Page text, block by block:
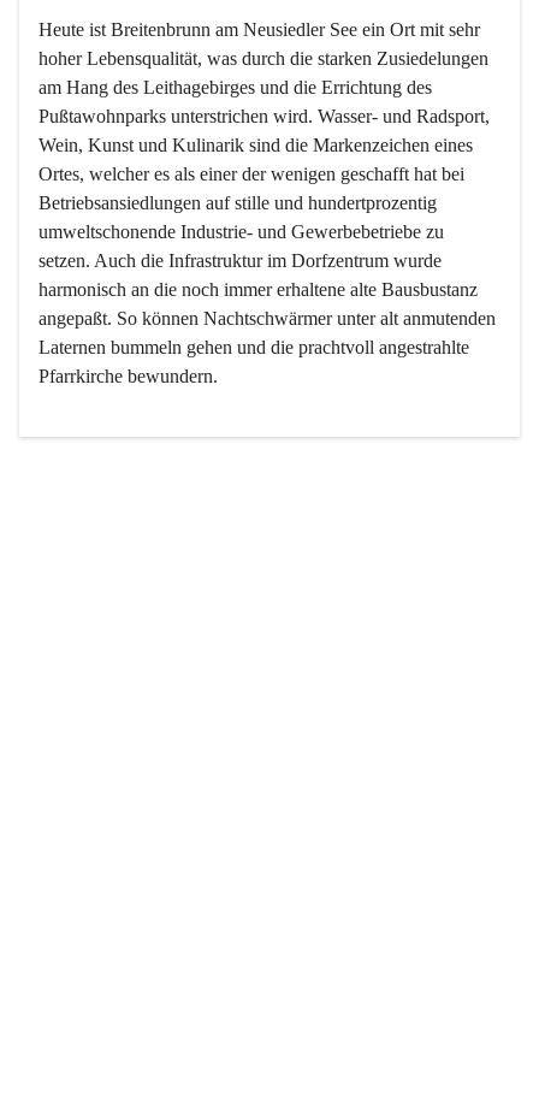
Heute ist Breitenbrunn am Neusiedler See ein Ort mit sehr
hoher Lebensqualität, was durch die starken Zusiedelungen
am Hang des Leithagebirges und die Errichtung des
Pußtawohnparks unterstrichen wird. Wasser- und Radsport,
Wein, Kunst und Kulinarik sind die Markenzeichen eines
Ortes, welcher es als einer der wenigen geschafft hat bei
Betriebsansiedlungen auf stille und hundertprozentig
umweltschonende Industrie- und Gewerbebetriebe zu
setzen. Auch die Infrastruktur im Dorfzentrum wurde
harmonisch an die noch immer erhaltene alte Bausbustanz
angepaßt. So können Nachtschwärmer unter alt anmutenden
Laternen bummeln gehen und die prachtvoll angestrahlte
Pfarrkirche bewundern.
Der Weinbau dominert heute nicht mehr, ist aber integrativer